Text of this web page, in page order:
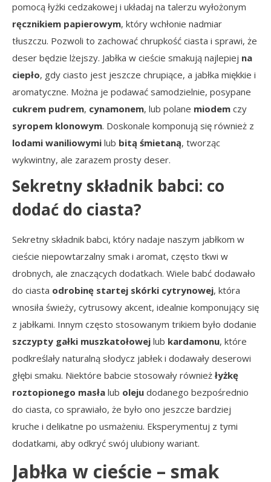
pomocą łyżki cedzakowej i układaj na talerzu wyłożonym
ręcznikiem papierowym, który wchłonie nadmiar
tłuszczu. Pozwoli to zachować chrupkość ciasta i sprawi, że
deser będzie lżejszy. Jabłka w cieście smakują najlepiej na
ciepło, gdy ciasto jest jeszcze chrupiące, a jabłka miękkie i
aromatyczne. Można je podawać samodzielnie, posypane
cukrem pudrem, cynamonem, lub polane miodem czy
syropem klonowym. Doskonale komponują się również z
lodami waniliowymi lub bitą śmietaną, tworząc
wykwintny, ale zarazem prosty deser.
Sekretny składnik babci: co
dodać do ciasta?
Sekretny składnik babci, który nadaje naszym jabłkom w
cieście niepowtarzalny smak i aromat, często tkwi w
drobnych, ale znaczących dodatkach. Wiele babć dodawało
do ciasta odrobinę startej skórki cytrynowej, która
wnosiła świeży, cytrusowy akcent, idealnie komponujący się
z jabłkami. Innym często stosowanym trikiem było dodanie
szczypty gałki muszkatołowej lub kardamonu, które
podkreślały naturalną słodycz jabłek i dodawały deserowi
głębi smaku. Niektóre babcie stosowały również łyżkę
roztopionego masła lub oleju dodanego bezpośrednio
do ciasta, co sprawiało, że było ono jeszcze bardziej
kruche i delikatne po usmażeniu. Eksperymentuj z tymi
dodatkami, aby odkryć swój ulubiony wariant.
Jabłka w cieście – smak